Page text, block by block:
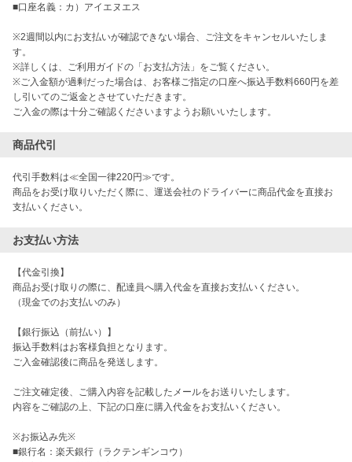
■口座名義：カ）アイエヌエス
※2週間以内にお支払いが確認できない場合、ご注文をキャンセルいたしま
す。
※詳しくは、ご利用ガイドの「お支払方法」をご覧ください。
※ご入金額が過剰だった場合は、お客様ご指定の口座へ振込手数料660円を差
し引いてのご返金とさせていただきます。
ご入金の際は十分ご確認くださいますようお願いいたします。
商品代引
代引手数料は≪全国一律220円≫です。
商品をお受け取りいただく際に、運送会社のドライバーに商品代金を直接お
支払いください。
お支払い方法
【代金引換】
商品お受け取りの際に、配達員へ購入代金を直接お支払いください。
（現金でのお支払いのみ）
【銀行振込（前払い）】
振込手数料はお客様負担となります。
ご入金確認後に商品を発送します。
ご注文確定後、ご購入内容を記載したメールをお送りいたします。
内容をご確認の上、下記の口座に購入代金をお支払いください。
※お振込み先※
■銀行名：楽天銀行（ラクテンギンコウ）